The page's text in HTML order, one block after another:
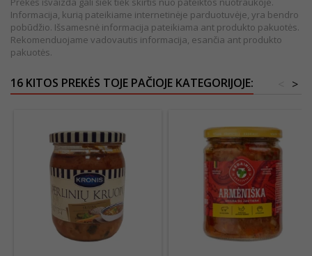
Informacija, kurią pateikiame internetinėje parduotuvėje, yra bendro
pobūdžio. Išsamesnė informacija pateikiama ant produkto pakuotės.
Rekomenduojame vadovautis informacija, esančia ant produkto
pakuotės.
16 KITOS PREKĖS TOJE PAČIOJE KATEGORIJOJE: >